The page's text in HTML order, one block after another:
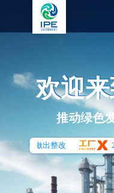
欢迎
推动绿色
自主做出整改